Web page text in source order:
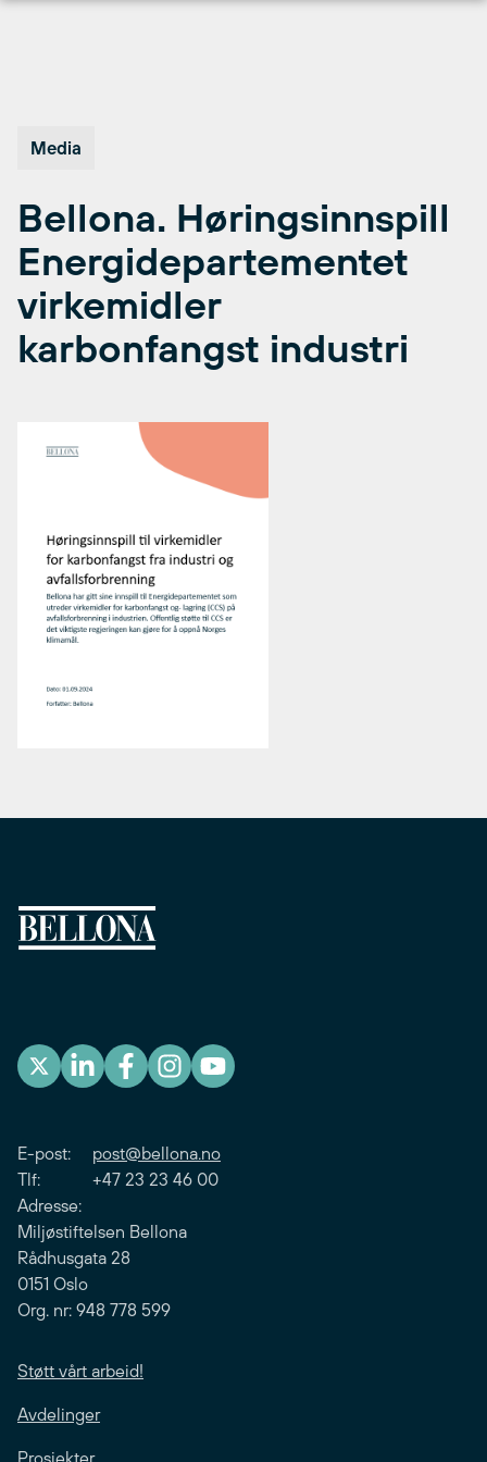
Media
Bellona. Høringsinnspill
Energidepartementet
virkemidler
karbonfangst industri
E-post: post@bellona.no
Tlf: +47 23 23 46 00
Adresse:
Miljøstiftelsen Bellona
Rådhusgata 28
0151 Oslo
Org. nr: 948 778 599
Støtt vårt arbeid!
Avdelinger
Prosjekter